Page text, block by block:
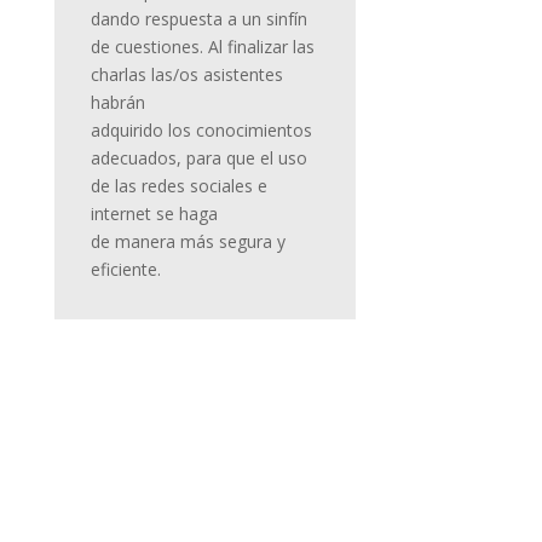
dando respuesta a un sinfín
de cuestiones. Al finalizar las
charlas las/os asistentes
habrán
adquirido los conocimientos
adecuados, para que el uso
de las redes sociales e
internet se haga
de manera más segura y
eficiente.